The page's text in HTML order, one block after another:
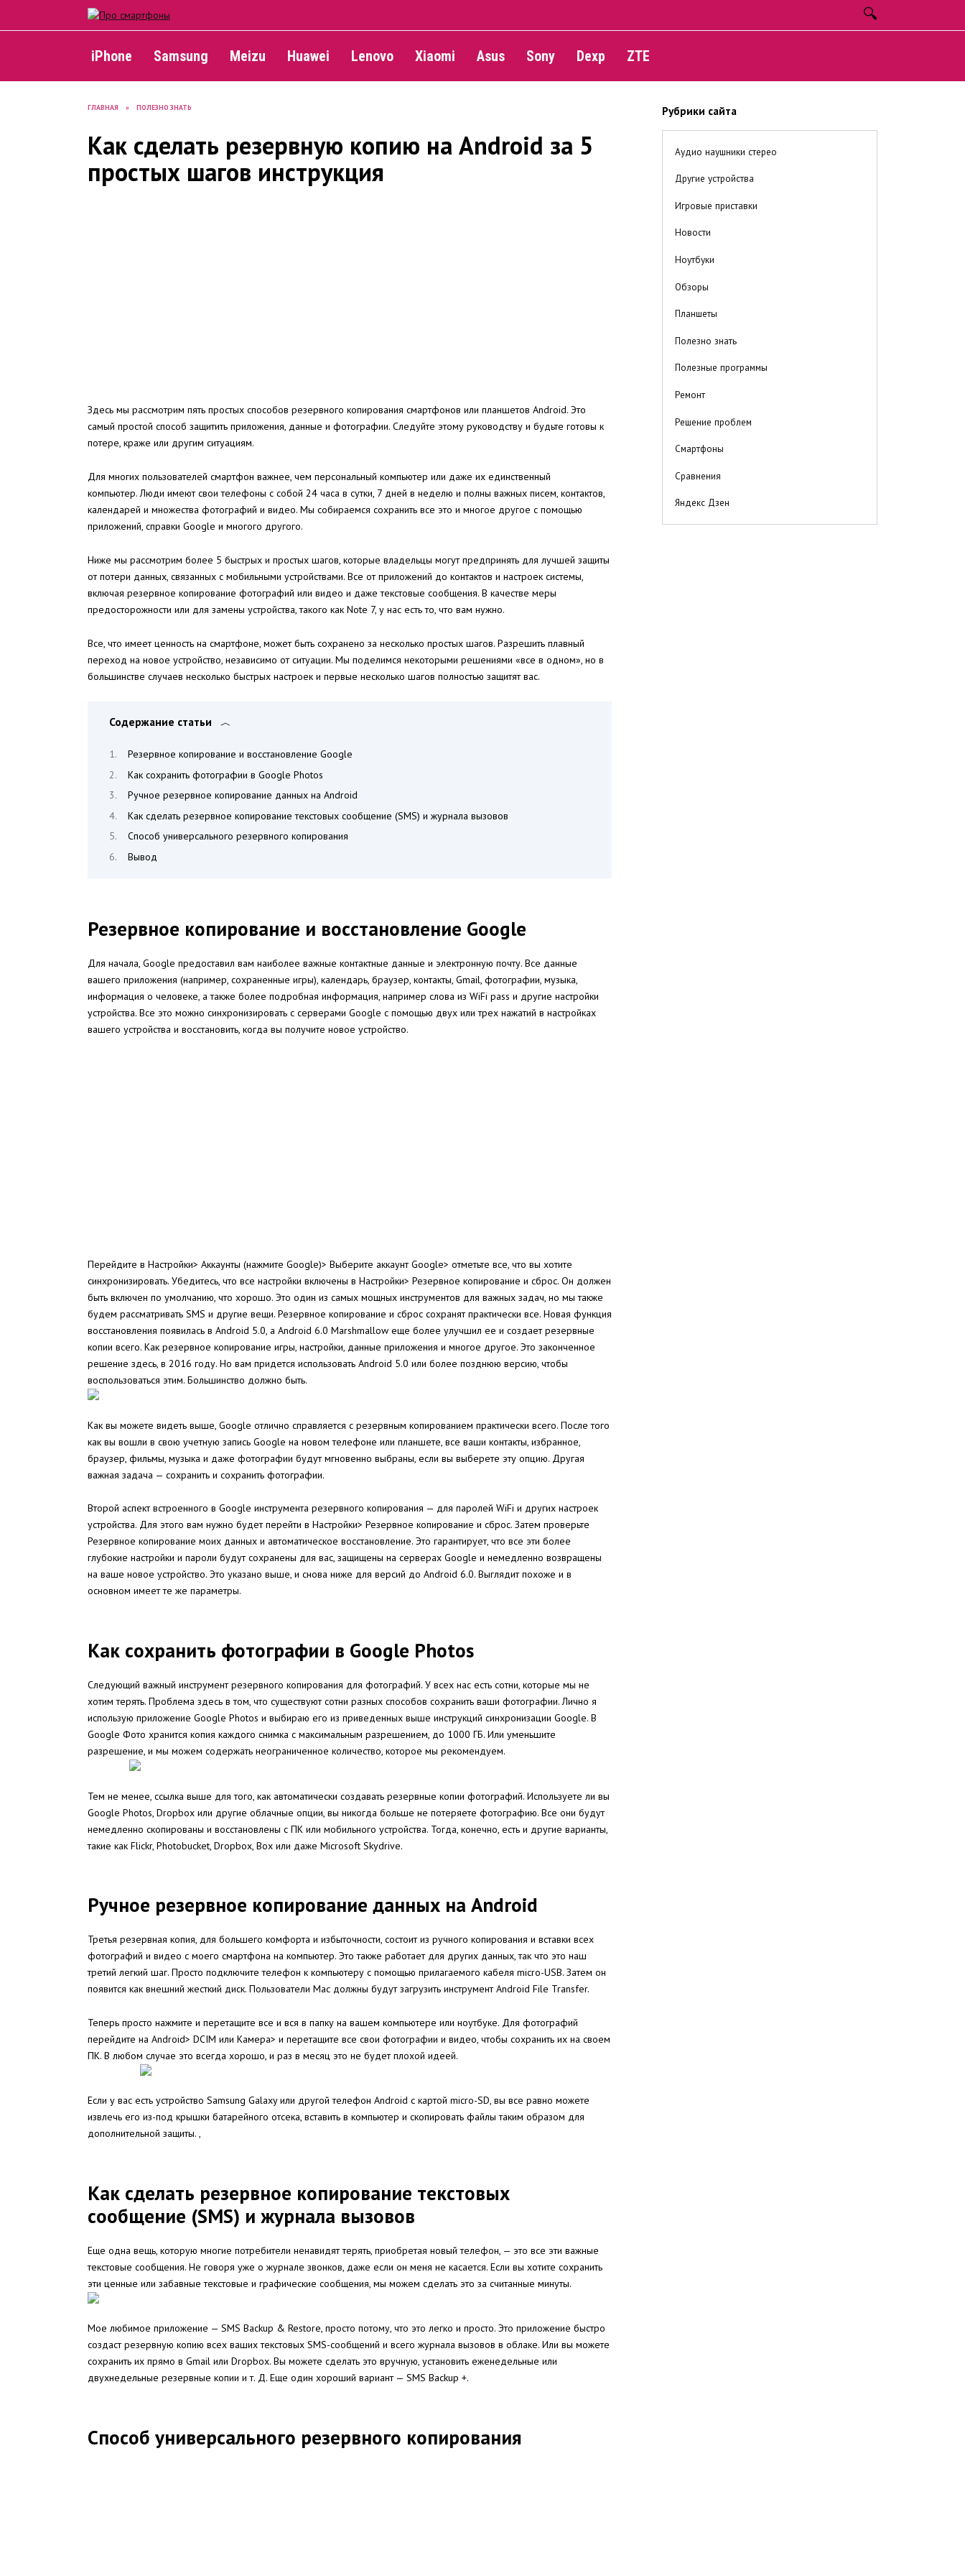
iPhone Samsung Meizu Huawei Lenovo Xiaomi Asus Sony Dexp ZTE
ГЛАВНАЯ » ПОЛЕЗНО ЗНАТЬ
Как сделать резервную копию на Android за 5
простых шагов инструкция
Здесь мы рассмотрим пять простых способов резервного копирования смартфонов или планшетов Android. Это
самый простой способ защитить приложения, данные и фотографии. Следуйте этому руководству и будьте готовы к
потере, краже или другим ситуациям.
Для многих пользователей смартфон важнее, чем персональный компьютер или даже их единственный
компьютер. Люди имеют свои телефоны с собой 24 часа в сутки, 7 дней в неделю и полны важных писем, контактов,
календарей и множества фотографий и видео. Мы собираемся сохранить все это и многое другое с помощью
приложений, справки Google и многого другого.
Ниже мы рассмотрим более 5 быстрых и простых шагов, которые владельцы могут предпринять для лучшей защиты
от потери данных, связанных с мобильными устройствами. Все от приложений до контактов и настроек системы,
включая резервное копирование фотографий или видео и даже текстовые сообщения. В качестве меры
предосторожности или для замены устройства, такого как Note 7, у нас есть то, что вам нужно.
Все, что имеет ценность на смартфоне, может быть сохранено за несколько простых шагов. Разрешить плавный
переход на новое устройство, независимо от ситуации. Мы поделимся некоторыми решениями «все в одном», но в
большинстве случаев несколько быстрых настроек и первые несколько шагов полностью защитят вас.
Содержание статьи
Резервное копирование и восстановление Google
Как сохранить фотографии в Google Photos
Ручное резервное копирование данных на Android
Как сделать резервное копирование текстовых сообщение (SMS) и журнала вызовов
Способ универсального резервного копирования
Вывод
Резервное копирование и восстановление Google
Для начала, Google предоставил вам наиболее важные контактные данные и электронную почту. Все данные
вашего приложения (например, сохраненные игры), календарь, браузер, контакты, Gmail, фотографии, музыка,
информация о человеке, а также более подробная информация, например слова из WiFi pass и другие настройки
устройства. Все это можно синхронизировать с серверами Google с помощью двух или трех нажатий в настройках
вашего устройства и восстановить, когда вы получите новое устройство.
Перейдите в Настройки> Аккаунты (нажмите Google)> Выберите аккаунт Google> отметьте все, что вы хотите
синхронизировать. Убедитесь, что все настройки включены в Настройки> Резервное копирование и сброс. Он должен
быть включен по умолчанию, что хорошо. Это один из самых мощных инструментов для важных задач, но мы также
будем рассматривать SMS и другие вещи. Резервное копирование и сброс сохранят практически все. Новая функция
восстановления появилась в Android 5.0, а Android 6.0 Marshmallow еще более улучшил ее и создает резервные
копии всего. Как резервное копирование игры, настройки, данные приложения и многое другое. Это законченное
решение здесь, в 2016 году. Но вам придется использовать Android 5.0 или более позднюю версию, чтобы
воспользоваться этим. Большинство должно быть.
Как вы можете видеть выше, Google отлично справляется с резервным копированием практически всего. После того
как вы вошли в свою учетную запись Google на новом телефоне или планшете, все ваши контакты, избранное,
браузер, фильмы, музыка и даже фотографии будут мгновенно выбраны, если вы выберете эту опцию. Другая
важная задача — сохранить и сохранить фотографии.
Второй аспект встроенного в Google инструмента резервного копирования — для паролей WiFi и других настроек
устройства. Для этого вам нужно будет перейти в Настройки> Резервное копирование и сброс. Затем проверьте
Резервное копирование моих данных и автоматическое восстановление. Это гарантирует, что все эти более
глубокие настройки и пароли будут сохранены для вас, защищены на серверах Google и немедленно возвращены
на ваше новое устройство. Это указано выше, и снова ниже для версий до Android 6.0. Выглядит похоже и в
основном имеет те же параметры.
Как сохранить фотографии в Google Photos
Следующий важный инструмент резервного копирования для фотографий. У всех нас есть сотни, которые мы не
хотим терять. Проблема здесь в том, что существуют сотни разных способов сохранить ваши фотографии. Лично я
использую приложение Google Photos и выбираю его из приведенных выше инструкций синхронизации Google. В
Google Фото хранится копия каждого снимка с максимальным разрешением, до 1000 ГБ. Или уменьшите
разрешение, и мы можем содержать неограниченное количество, которое мы рекомендуем.
Тем не менее, ссылка выше для того, как автоматически создавать резервные копии фотографий. Используете ли вы
Google Photos, Dropbox или другие облачные опции, вы никогда больше не потеряете фотографию. Все они будут
немедленно скопированы и восстановлены с ПК или мобильного устройства. Тогда, конечно, есть и другие варианты,
такие как Flickr, Photobucket, Dropbox, Box или даже Microsoft Skydrive.
Ручное резервное копирование данных на Android
Третья резервная копия, для большего комфорта и избыточности, состоит из ручного копирования и вставки всех
фотографий и видео с моего смартфона на компьютер. Это также работает для других данных, так что это наш
третий легкий шаг. Просто подключите телефон к компьютеру с помощью прилагаемого кабеля micro-USB. Затем он
появится как внешний жесткий диск. Пользователи Mac должны будут загрузить инструмент Android File Transfer.
Теперь просто нажмите и перетащите все и вся в папку на вашем компьютере или ноутбуке. Для фотографий
перейдите на Android> DCIM или Камера> и перетащите все свои фотографии и видео, чтобы сохранить их на своем
ПК. В любом случае это всегда хорошо, и раз в месяц это не будет плохой идеей.
Если у вас есть устройство Samsung Galaxy или другой телефон Android с картой micro-SD, вы все равно можете
извлечь его из-под крышки батарейного отсека, вставить в компьютер и скопировать файлы таким образом для
дополнительной защиты. ,
Как сделать резервное копирование текстовых
сообщение (SMS) и журнала вызовов
Еще одна вещь, которую многие потребители ненавидят терять, приобретая новый телефон, — это все эти важные
текстовые сообщения. Не говоря уже о журнале звонков, даже если он меня не касается. Если вы хотите сохранить
эти ценные или забавные текстовые и графические сообщения, мы можем сделать это за считанные минуты.
Мое любимое приложение — SMS Backup & Restore, просто потому, что это легко и просто. Это приложение быстро
создаст резервную копию всех ваших текстовых SMS-сообщений и всего журнала вызовов в облаке. Или вы можете
сохранить их прямо в Gmail или Dropbox. Вы можете сделать это вручную, установить еженедельные или
двухнедельные резервные копии и т. Д. Еще один хороший вариант — SMS Backup +.
Способ универсального резервного копирования
Рубрики сайта
Аудио наушники стерео
Другие устройства
Игровые приставки
Новости
Ноутбуки
Обзоры
Планшеты
Полезно знать
Полезные программы
Ремонт
Решение проблем
Смартфоны
Сравнения
Яндекс Дзен